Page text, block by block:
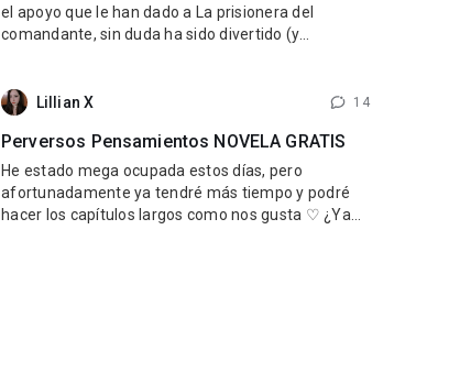
el apoyo que le han dado a La prisionera del
comandante, sin duda ha sido divertido (y
leido Una esposa para el rey, si les está gustando
encontrar de forma gratuita aquí
Lillian X 14
Perversos Pensamientos NOVELA GRATIS
He estado mega ocupada estos días, pero
afortunadamente ya tendré más tiempo y podré
hacer los capítulos largos como nos gusta ♡ ¿Ya